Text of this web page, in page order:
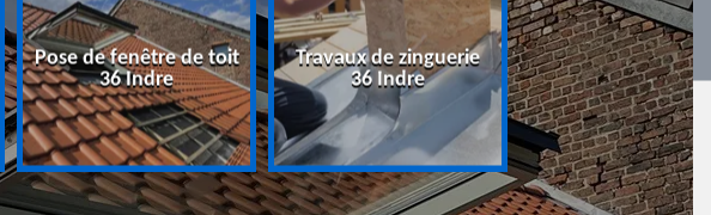
Pose de fenêtre de toit
36 Indre
Travaux de zinguerie
36 Indre
Urgence fuite de
toiture 36 Indre